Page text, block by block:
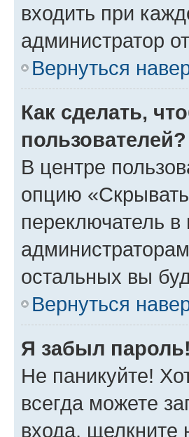
входить при
администратор
Вернуться
Как сделать,
пользователей?
В центре
опцию
переключатель
остальных вы
Вернуться
Я забыл пароль!
Не паникуйте!
всегда можете
входа, щелкните